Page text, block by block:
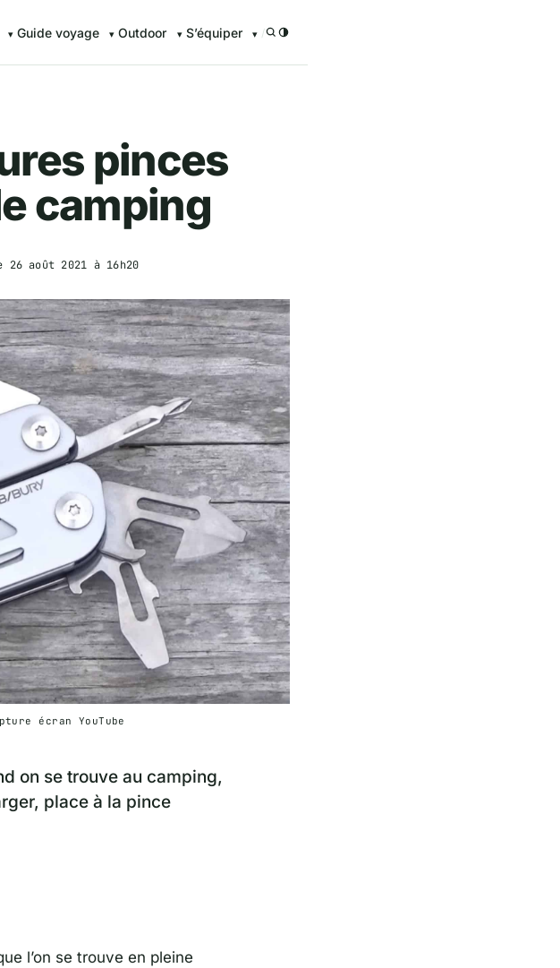
Guide voyage Outdoor S’équiper /
pinces
camping
26 août 2021 à 16h20
écran YouTube
on se trouve au camping,
place à la pince
l’on se trouve en pleine